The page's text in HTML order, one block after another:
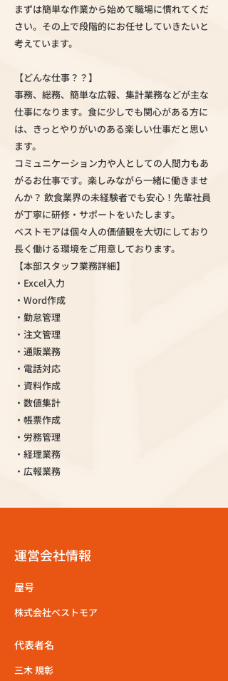
まずは簡単な作業から始めて職場に慣れてくだ
さい。その上で段階的にお任せしていきたいと
考えています。
【どんな仕事？？】
事務、総務、簡単な広報、集計業務などが主な
仕事になります。食に少しでも関心がある方に
は、きっとやりがいのある楽しい仕事だと思い
ます。
コミュニケーション力や人としての人間力もあ
がるお仕事です。楽しみながら一緒に働きませ
んか？ 飲食業界の未経験者でも安心！先輩社員
が丁寧に研修・サポートをいたします。
ベストモアは個々人の価値観を大切にしており
長く働ける環境をご用意しております。
【本部スタッフ業務詳細】
・Excel入力
・Word作成
・勤怠管理
・注文管理
・通販業務
・電話対応
・資料作成
・数値集計
・帳票作成
・労務管理
・経理業務
・広報業務
運営会社情報
屋号
株式会社ベストモア
代表者名
三木 規彰